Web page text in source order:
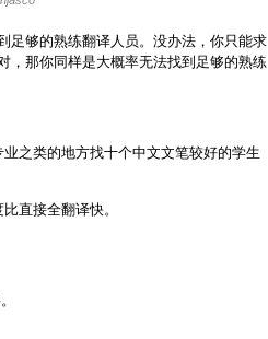
足够的熟练翻译人员。没办法，你只能求
，那你同样是大概率无法找到足够的熟练
之类的地方找十个中文文笔较好的学生
直接全翻译快。